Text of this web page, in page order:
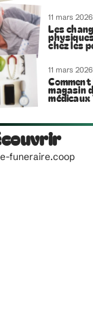
11 mars 2026
Les
chez les
11 mars 2026
magasin
médicaux
funeraire.coop